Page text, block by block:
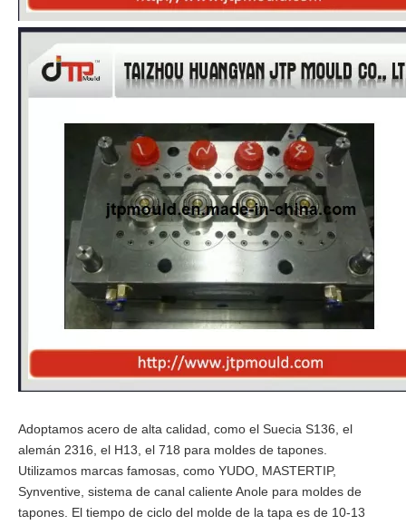
Adoptamos acero de alta calidad, como el Suecia S136, el
alemán 2316, el H13, el 718 para moldes de tapones.
Utilizamos marcas famosas, como YUDO, MASTERTIP,
Synventive, sistema de canal caliente Anole para moldes de
tapones. El tiempo de ciclo del molde de la tapa es de 10-13